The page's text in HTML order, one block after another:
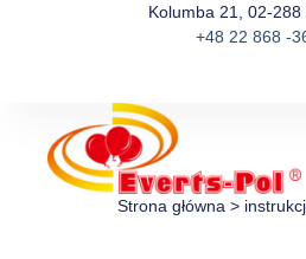
Kolumba 21, 02-288
+48 22 868 -
Strona główna >